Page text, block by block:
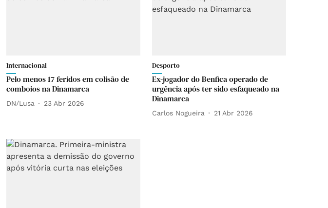
Internacional
Pelo menos 17 feridos em colisão de
comboios na Dinamarca
DN/Lusa 23 Abr 2026
Desporto
Ex-jogador do Benfica operado de
urgência após ter sido esfaqueado na
Dinamarca
Carlos Nogueira 21 Abr 2026